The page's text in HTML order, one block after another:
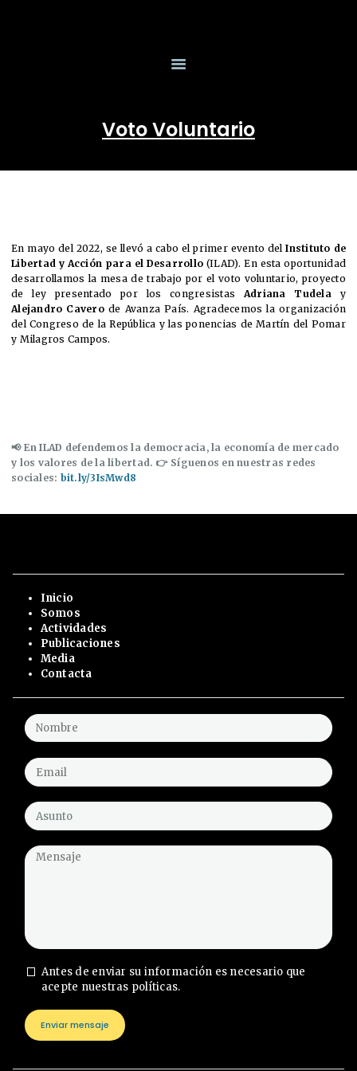
Instituto de Libertad y Acción para el Desarrollo
PUBLICACIONES
Voto Voluntario
En mayo del 2022, se llevó a cabo el primer evento delInstituto de
Libertad y Acción para el Desarrollo (ILAD). En esta oportunidad
desarrollamos la mesa de trabajo por el voto voluntario, proyecto
de ley presentado por los congresistasAdriana Tudelay
Alejandro Caverode Avanza País. Agradecemos la organización
del Congreso de la República y las ponencias de Martín del Pomar
y Milagros Campos.
📢 En ILAD defendemos la democracia, la economía de mercado
y los valores de la libertad. 👉 Síguenos en nuestras redes
sociales: bit.ly/3IsMwd8
Inicio
Somos
Actividades
Publicaciones
Media
Contacta
Antes de enviar su información es necesario que
acepte nuestras políticas.